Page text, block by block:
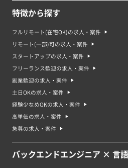
が求められます。例えば、サーバーサイド
ースの管理や設計などが求められるでしょ
するために必要なインフラ構築や運用にも
バックエンドエンジニアとしてスキルを高
です。まずは、基本的な技術や知識を学ぶ
などのデータベース技術のドキュメントや
です。また、現場では日々進化する技術や
することもおすすめです。さらに、実際に
験し、実践的なスキルを身に付けることも
Programmer、Zend Certified PHP
を取得することで、スキルを証明すること
特徴から探す
フルリモート(在宅OK)の求人・案件
リモート(一部)可の求人・案件
スタートアップの求人・案件
フリーランス歓迎の求人・案件
副業歓迎の求人・案件
土日OKの求人・案件
経験少なめOKの求人・案件
高単価の求人・案件
急募の求人・案件
バックエンドエンジニア × 言